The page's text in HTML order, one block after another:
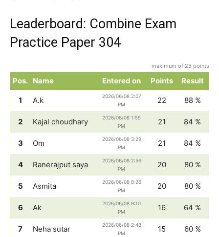
Leaderboard: Combine Exam
Practice Paper 304
maximum of 25 points
Pos. Name Entered on Points Result
1 A.k
2026/06/08 2:07
PM
22 88 %
2 Kajal choudhary
2026/06/08 1:55
PM
21 84 %
3 Om
2026/06/08 3:29
PM
21 84 %
4 Ranerajput saya
2026/06/08 2:56
PM
20 80 %
5 Asmita
2026/06/08 8:26
PM
20 80 %
6 Ak
2026/06/08 9:10
PM
16 64 %
7 Neha sutar
2026/06/08 2:43
PM
15 60 %